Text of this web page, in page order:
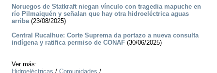
Noruegos de Statkraft niegan vínculo con tragedia mapuche en
río Pilmaiquén y señalan que hay otra hidroeléctrica aguas
arriba(23/08/2025)
Central Rucalhue: Corte Suprema da portazo a nueva consulta
indígena y ratifica permiso de CONAF (30/06/2025)
Ver más:
Hidroeléctricas / Comunidades /